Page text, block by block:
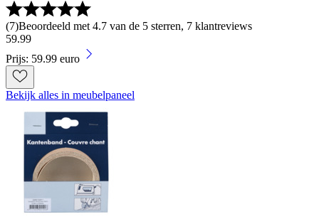
(7)Beoordeeld met 4.7 van de 5 sterren, 7 klantreviews
59.99
Prijs: 59.99 euro
Bekijk alles in meubelpaneel